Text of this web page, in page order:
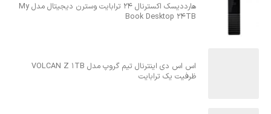
هارددیسک اکسترنال 24 ترابایت وسترن دیجیتال مدل My
Book Desktop 24TB
اس اس دی اینترنال تیم گروپ مدل VOLCAN Z 1TB
ظرفیت یک ترابایت